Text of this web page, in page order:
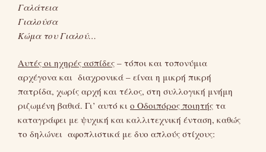
Γαλάτεια
Γιαλούσα
Κώμα του Γιαλού…
Αυτές οι ηχηρές ασπίδες – τόποι και τοπονύμια
αρχέγονα και διαχρονικά – είναι η μικρή πικρή
πατρίδα, χωρίς αρχή και τέλος, στη συλλογική μνήμη
ριζωμένη βαθιά. Γι’ αυτό κι ο Οδοιπόρος ποιητής τα
καταγράφει με ψυχική και καλλιτεχνική ένταση, καθώς
το δηλώνει αφοπλιστικά με δυο απλούς στίχους: